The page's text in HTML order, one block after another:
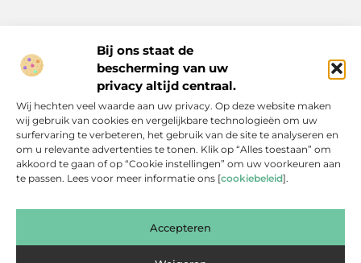
Bij ons staat de
bescherming van uw
privacy altijd centraal.
Wij hechten veel waarde aan uw privacy. Op deze website maken
wij gebruik van cookies en vergelijkbare technologieën om uw
surfervaring te verbeteren, het gebruik van de site te analyseren en
om u relevante advertenties te tonen. Klik op “Alles toestaan” om
akkoord te gaan of op “Cookie instellingen” om uw voorkeuren aan
te passen. Lees voor meer informatie ons [cookiebeleid].
Accepteren
Inspiratie, tips en verhalen voor elk moment.
Ontdek een breed scala aan artikelen en blogs die je dagelijks
leven verrijken, van praktische adviezen tot boeiende verhalen.
Bericht categorie
Onze informatie